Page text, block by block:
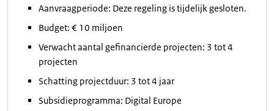
Aanvraagperiode: Deze regeling is tijdelijk gesloten.
Budget: € 10 miljoen
Verwacht aantal gefinancierde projecten: 3 tot 4
projecten
Schatting projectduur: 3 tot 4 jaar
Subsidieprogramma: Digital Europe